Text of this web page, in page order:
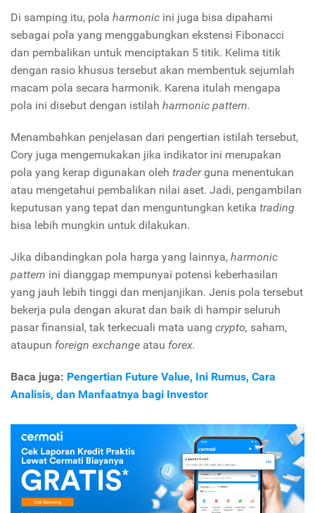
Di samping itu, pola harmonic ini juga bisa dipahami
sebagai pola yang menggabungkan ekstensi Fibonacci
dan pembalikan untuk menciptakan 5 titik. Kelima titik
dengan rasio khusus tersebut akan membentuk sejumlah
macam pola secara harmonik. Karena itulah mengapa
pola ini disebut dengan istilah harmonic pattern.
Menambahkan penjelasan dari pengertian istilah tersebut,
Cory juga mengemukakan jika indikator ini merupakan
pola yang kerap digunakan oleh traderguna menentukan
atau mengetahui pembalikan nilai aset. Jadi, pengambilan
keputusan yang tepat dan menguntungkan ketika trading
bisa lebih mungkin untuk dilakukan.
Jika dibandingkan pola harga yang lainnya, harmonic
pattern ini dianggap mempunyai potensi keberhasilan
yang jauh lebih tinggi dan menjanjikan. Jenis pola tersebut
bekerja pula dengan akurat dan baik di hampir seluruh
pasar finansial, tak terkecuali mata uang crypto, saham,
ataupun foreign exchange atau forex.
Baca juga: Pengertian Future Value, Ini Rumus, Cara
Analisis, dan Manfaatnya bagi Investor